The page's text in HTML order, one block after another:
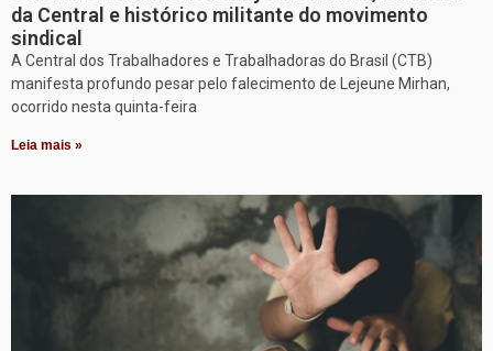
da Central e histórico militante do movimento
sindical
A Central dos Trabalhadores e Trabalhadoras do Brasil (CTB)
manifesta profundo pesar pelo falecimento de Lejeune Mirhan,
ocorrido nesta quinta-feira
Leia mais »